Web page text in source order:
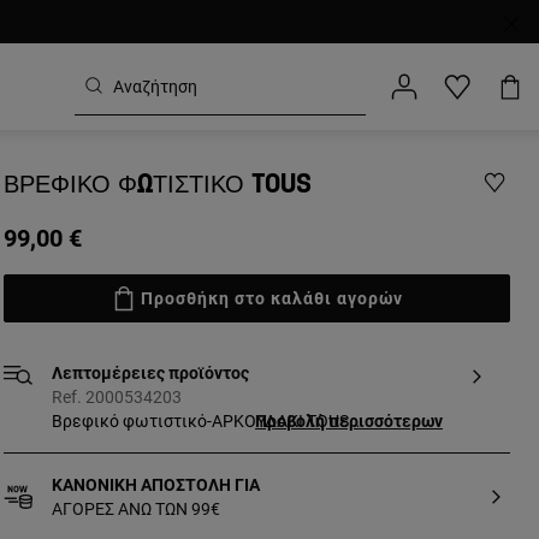
ΒΡΕΦΙΚΌ ΦΩΤΙΣΤΙΚΌ TOUS
99,00 €
Προσθήκη στο καλάθι αγορών
Λεπτομέρειες προϊόντος
Ref. 2000534203
Βρεφικό φωτιστικό-ΑΡΚΟΥΔΑΚΙ TOUS
χρωμάτων και του ρυθμού εναλλαγής
των φώτων. Επαναφορτιζόμενη
Προβολή περισσότερων
ΚΑΝΟΝΙΚΗ ΑΠΟΣΤΟΛΗ ΓΙΑ
ΑΓΟΡΕΣ ΑΝΩ ΤΩΝ 99€